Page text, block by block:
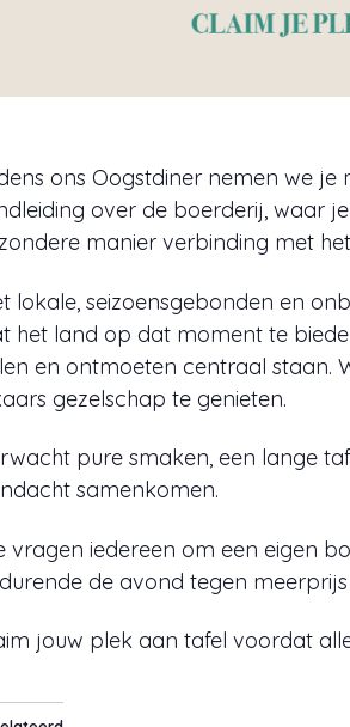
ons Oogstdiner nemen we
over de boerderij, waar
manier verbinding met
lokale, seizoensgebonden en
het land op dat moment te
en ontmoeten centraal staan.
gezelschap te genieten.
pure smaken, een lange
samenkomen.
vragen iedereen om een eigen
de avond tegen
jouw plek aan tafel voordat